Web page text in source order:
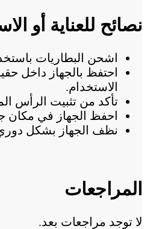
نصائح للعناية أو
اشحن البطاريات
احتفظ بالجهاز داخل
الاستخدام.
تأكد من تثبيت الرأس
احفظ الجهاز في مكان
نظف الجهاز بشكل
المراجعات
لا توجد مراجعات بعد.